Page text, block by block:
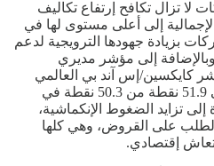
لا تزال تكافح إرتفاع تكاليف
إلى أعلى مستوى لها في
بزيادة جهودها الترويجية لدعم
إلى مؤشر مديري
كايكسين/إس آند بي العالمي
المركب لمديري المشتريات إلى 51.9 نقطة من 50.3 نقطة في
تزايد الضغوط الإنكماشية،
على القروض، وهي كلها
إقتصادي.